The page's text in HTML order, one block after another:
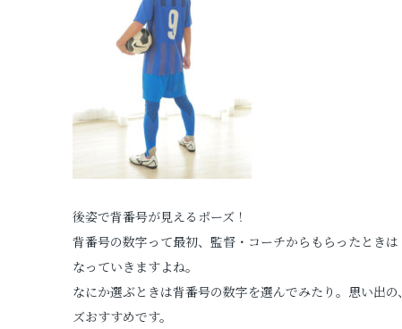
後姿で背番号が見えるポーズ！
背番号の数字って最初、監督・コーチからもらったとき
なっていきますよね。
なにか選ぶときは背番号の数字を選んでみたり。思い出
ズおすすめです。